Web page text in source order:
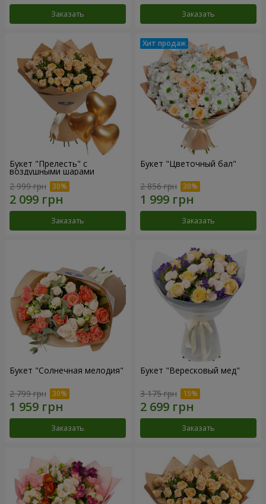
Заказать Заказать
Букет "Прелесть" с
воздушными шарами
2 999 грн
Заказать
Букет "Цветочный бал"
2 856 грн
Заказать
Букет "Солнечная мелодия"
2 799 грн
Заказать
Букет "Вересковый мед"
3 175 грн
Заказать